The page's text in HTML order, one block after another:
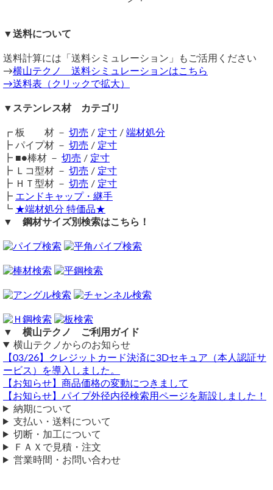
購入材料価格は希望切断寸法重量による価格となります。
ただし板厚により単価倍率、切断サイズにより周囲カット費
が違います。
端は切りっぱなしとなります。危険ですので取り扱いにご注
レーザーカット品は切断の始点と終点の重なる部分に多少の
欠けや窪み等が出る場合があります。
保護シートはつきません。
材料不足の場合は取り寄せに一週間程度を要します。
送料（養生梱包費含む）は数量に応じて別途掛かります。
工業用鋼材となりますので、材料の移動・切断・加工・配送
に伴う擦り傷や汚れ・歪み等が発生します事をご了承くださ
い。
商品の返品・交換はお受けできません。
購入方法
商品購入は自動計算フォームに必要寸法・数量等を入力し、
とお進みください。
自動計算フォームでの試算ができない場合や複雑な加工を伴
う品の場合は、メールよりお問い合わせください。
⇒ ステンレス(SUS304) 円板 レーザーカット
⇒ アルミ板(A5052) 円板 レーザーカット
⇒ 鉄 円板 丸板(SS400) レーザーカット
⇒ チタン 円板 レーザーカット
⇒ 真鍮 円板 レーザーカット
商品名：ステンレス パンチングメタル SUS304
商品URL：https://www.yokoyama-techno.net/detail/147.html
在庫状況：在庫あり
納期目安：注文確定後（入金確認後）、3～5営業日以内に発送予定
《 見積内容 》
ステンレス パンチングメタル SUS304
厚み1.5mm 穴径4.0(Φ) ｘ 7.0(P)
横300mm 縦1165mm シャーリング切断
数量：2 単価：16,780円
---------------------------------------
小計：33,560円
梱包・送料（1,700円）佐川急便160Ｓ
▼送料について
送料計算には「送料シミュレーション」もご活用ください
→横山テクノ 送料シミュレーションはこちら
→送料表（クリックで拡大）
▼ステンレス材 カテゴリ
┏ 板 材 － 切売 / 定寸 / 端材処分
┣ パイプ材 － 切売 / 定寸
┣ ■●棒材 － 切売 / 定寸
┣ Ｌコ型材 － 切売 / 定寸
┣ ＨＴ型材 － 切売 / 定寸
┣ エンドキャップ・継手
┗ ★端材処分 特価品★
▼ 鋼材サイズ別検索はこちら！
▼ 横山テクノ ご利用ガイド
横山テクノからのお知らせ
【03/26】クレジットカード決済に3Dセキュア（本人認証サ
ービス）を導入しました。
【お知らせ】商品価格の変動につきまして
【お知らせ】パイプ外径内径検索用ページを新設しました！
納期について
支払い・送料について
切断・加工について
ＦＡＸで見積・注文
営業時間・お問い合わせ